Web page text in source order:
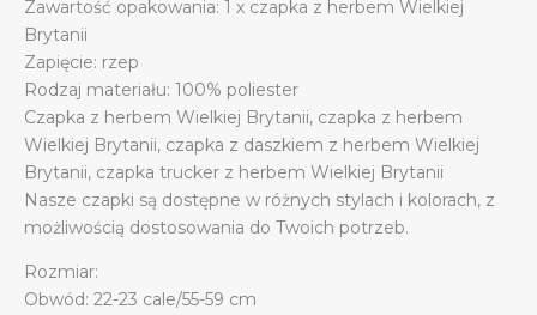
Zawartość opakowania: 1 x czapka z herbem Wielkiej
Brytanii
Zapięcie: rzep
Rodzaj materiału: 100% poliester
Czapka z herbem Wielkiej Brytanii, czapka z herbem
Wielkiej Brytanii, czapka z daszkiem z herbem Wielkiej
Brytanii, czapka trucker z herbem Wielkiej Brytanii
Nasze czapki są dostępne w różnych stylach i kolorach, z
możliwością dostosowania do Twoich potrzeb.
Rozmiar:
Obwód: 22-23 cale/55-59 cm